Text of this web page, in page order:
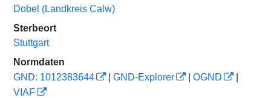
Dobel (Landkreis Calw)
Sterbeort
Stuttgart
Normdaten
GND: 1012383644
GND-Explorer OGND
VIAF